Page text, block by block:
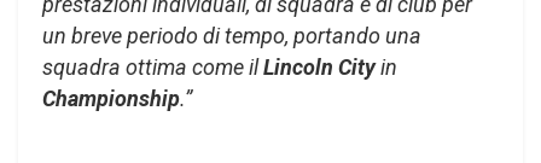
un breve periodo di tempo, portando una
squadra ottima come ilLincoln Cityin
Championship.”